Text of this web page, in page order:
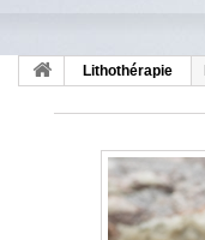
Lithothérapie